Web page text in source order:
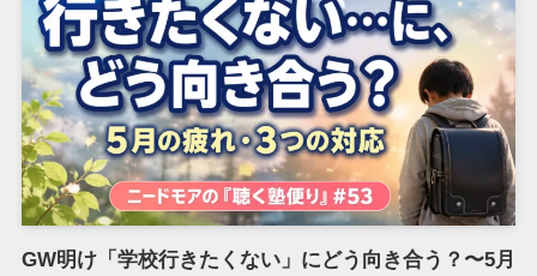
GW明け「学校行きたくない」にどう向き合う？〜5月